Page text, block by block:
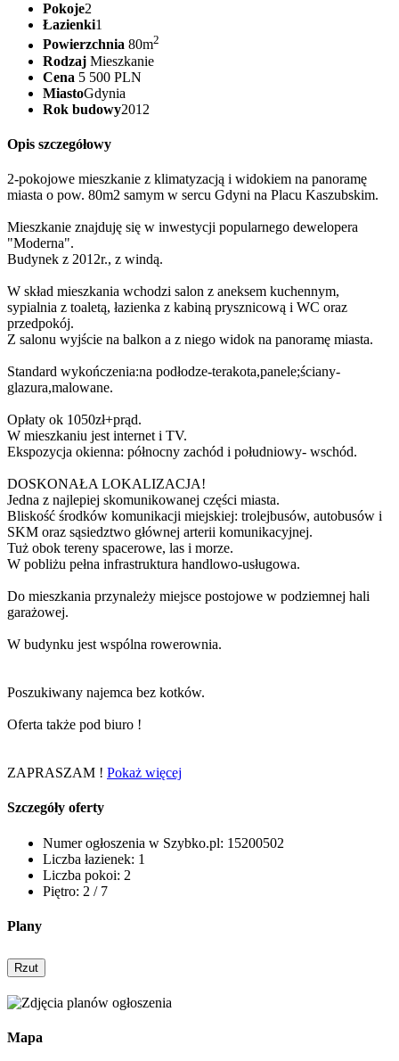
Pokoje2
Łazienki1
Powierzchnia 80m2
Rodzaj Mieszkanie
Cena 5 500 PLN
MiastoGdynia
Rok budowy2012
Opis szczegółowy
2-pokojowe mieszkanie z klimatyzacją i widokiem na panoramę
miasta o pow. 80m2 samym w sercu Gdyni na Placu Kaszubskim.
Mieszkanie znajduję się w inwestycji popularnego dewelopera
"Moderna".
Budynek z 2012r., z windą.
W skład mieszkania wchodzi salon z aneksem kuchennym,
sypialnia z toaletą, łazienka z kabiną prysznicową i WC oraz
przedpokój.
Z salonu wyjście na balkon a z niego widok na panoramę miasta.
Standard wykończenia:na podłodze-terakota,panele;ściany-
glazura,malowane.
Opłaty ok 1050zł+prąd.
W mieszkaniu jest internet i TV.
Ekspozycja okienna: północny zachód i południowy- wschód.
DOSKONAŁA LOKALIZACJA!
Jedna z najlepiej skomunikowanej części miasta.
Bliskość środków komunikacji miejskiej: trolejbusów, autobusów i
SKM oraz sąsiedztwo głównej arterii komunikacyjnej.
Tuż obok tereny spacerowe, las i morze.
W pobliżu pełna infrastruktura handlowo-usługowa.
Do mieszkania przynależy miejsce postojowe w podziemnej hali
garażowej.
W budynku jest wspólna rowerownia.
Poszukiwany najemca bez kotków.
Oferta także pod biuro !
ZAPRASZAM ! Pokaż więcej
Szczegóły oferty
Numer ogłoszenia w Szybko.pl: 15200502
Liczba łazienek: 1
Liczba pokoi: 2
Piętro: 2 / 7
Plany
Rzut
Mapa